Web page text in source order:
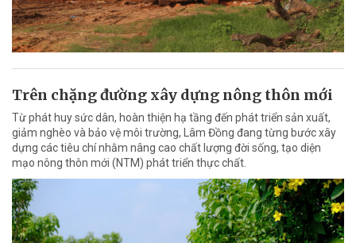
Trên chặng đường xây dựng nông thôn mới
Từ phát huy sức dân, hoàn thiện hạ tầng đến phát triển sản xuất,
giảm nghèo và bảo vệ môi trường, Lâm Đồng đang từng bước xây
dựng các tiêu chí nhằm nâng cao chất lượng đời sống, tạo diện
mạo nông thôn mới (NTM) phát triển thực chất.